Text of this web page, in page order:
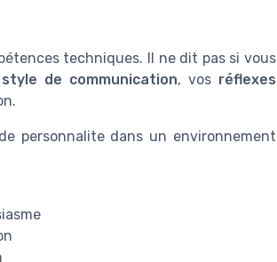
techniques. Il ne dit pas si vous
style de communication, vos réflexes
personnalite dans un environnement